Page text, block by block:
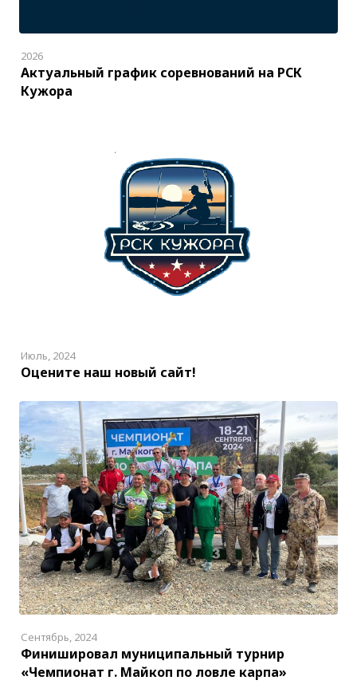
Актуальный график соревнований на РСК
Кужора
2026
Оцените наш новый сайт!
Июль, 2024
Финишировал муниципальный турнир
«Чемпионат г. Майкоп по ловле карпа»
Сентябрь, 2024